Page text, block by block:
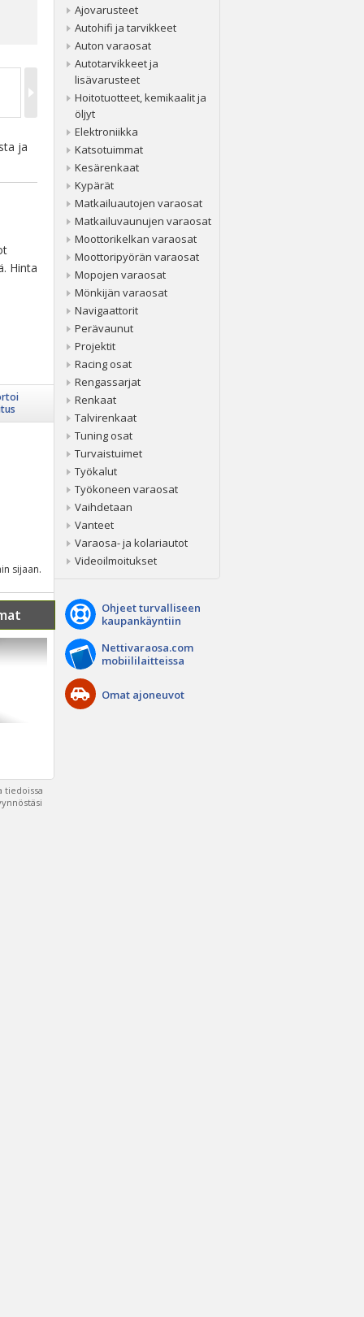
ja
Hinta
sijaan.
tiedoissa
Ajovarusteet
Autohifi ja tarvikkeet
Auton varaosat
Autotarvikkeet ja
lisävarusteet
Hoitotuotteet, kemikaalit ja
öljyt
Elektroniikka
Katsotuimmat
Kesärenkaat
Kypärät
Matkailuautojen varaosat
Matkailuvaunujen varaosat
Moottorikelkan varaosat
Moottoripyörän varaosat
Mopojen varaosat
Mönkijän varaosat
Navigaattorit
Perävaunut
Projektit
Racing osat
Rengassarjat
Renkaat
Talvirenkaat
Tuning osat
Turvaistuimet
Työkalut
Työkoneen varaosat
Vaihdetaan
Vanteet
Varaosa- ja kolariautot
Videoilmoitukset
Ohjeet turvalliseen
kaupankäyntiin
Nettivaraosa.com
mobiililaitteissa
Omat ajoneuvot